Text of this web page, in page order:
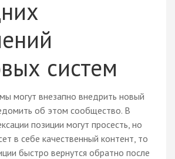
систем
могут внезапно внедрить новый
об этом сообщество. В
позиции могут просесть, но
в себе качественный контент, то
быстро вернутся обратно после